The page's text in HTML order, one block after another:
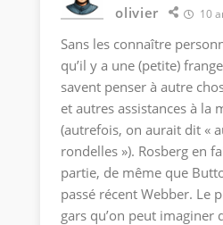
olivier 10
Sans les connaître
qu’il y a une (petite)
savent penser à autre
et autres assistances à la
(autrefois, on aurait dit «
rondelles »). Rosberg en
partie, de même que
passé récent Webber. Le
gars qu’on peut imaginer